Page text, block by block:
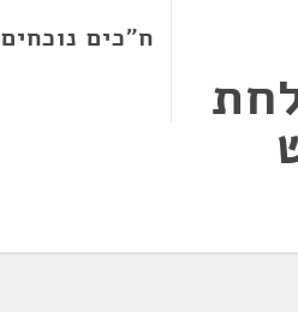
ח"כים נוכחים